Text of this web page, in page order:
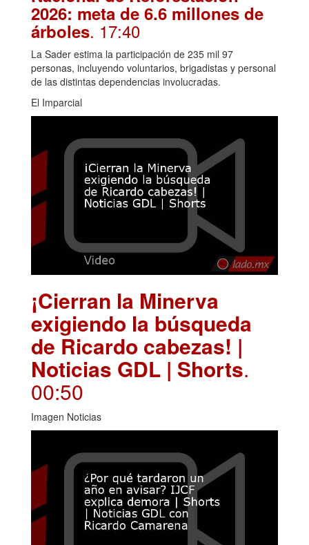
2026: meta de 6.6 millones de
árboles. 17:40
La Sader estima la participación de 235 mil 97
personas, incluyendo voluntarios, brigadistas y personal
de las distintas dependencias involucradas.
El Imparcial
¡Cierran la Minerva
exigiendo la búsqueda
de Ricardo cabezas! |
Noticias GDL | Shorts.
00:50
Imagen Noticias